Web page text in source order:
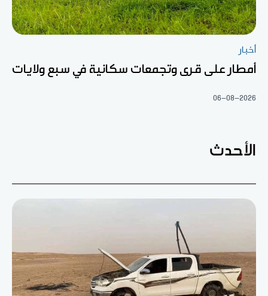
أخبار
أمطار على قرى وتجمعات سكانية في سبع ولايات
06-08-2026
الأحدث